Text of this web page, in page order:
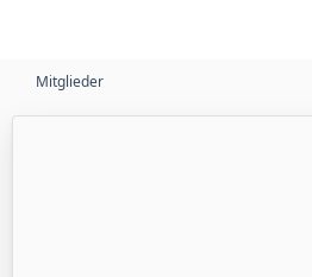
Mitglieder